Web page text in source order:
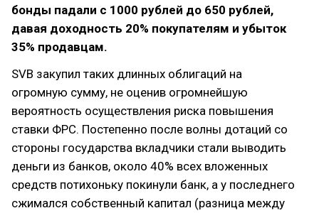
бонды падали с 1000 рублей до 650 рублей,
давая доходность 20% покупателям и убыток
35% продавцам.
SVB закупил таких длинных облигаций на
огромную сумму, не оценив огромнейшую
вероятность осуществления риска повышения
ставки ФРС. Постепенно после волны дотаций со
стороны государства вкладчики стали выводить
деньги из банков, около 40% всех вложенных
средств потихоньку покинули банк, а у последнего
сжимался собственный капитал (разница между